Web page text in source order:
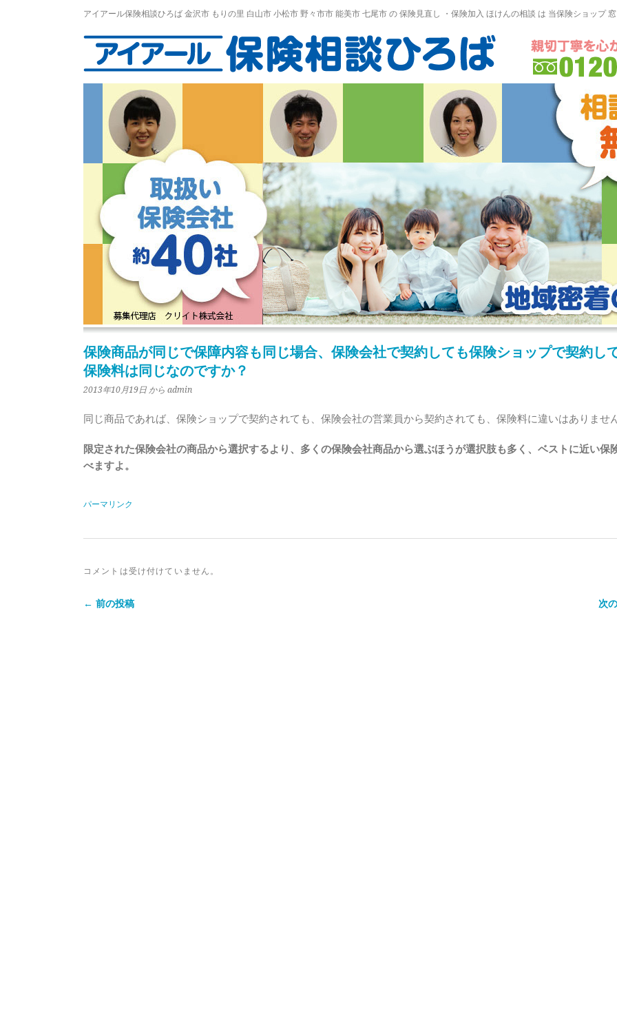
アイアール保険相談ひろば 金沢市 もりの里 白山市 小松市 野々市市 能美市 七尾市 の 保険見直し ・保険加入 ほけんの相談 は 当保険ショップ
保険商品が同じで保障内容も同じ場合、保険会社で契約しても保険ショップで契約し
保険料は同じなのですか？
2013年10月19日 から admin
同じ商品であれば、保険ショップで契約されても、保険会社の営業員から契約されても、保険料に違いはありませ
限定された保険会社の商品から選択するより、多くの保険会社商品から選ぶほうが選択肢も多く、ベストに近い保
べますよ。
パーマリンク
コメントは受け付けていません。
← 前の投稿 次